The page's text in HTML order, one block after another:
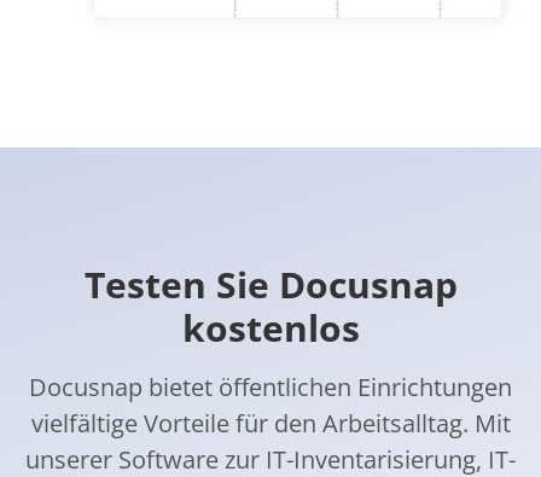
Testen Sie Docusnap
kostenlos
Docusnap bietet öffentlichen Einrichtungen
vielfältige Vorteile für den Arbeitsalltag. Mit
unserer Software zur IT-Inventarisierung, IT-